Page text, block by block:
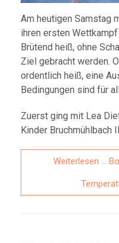
Am heutigen Samstag
ihren ersten
Brütend heiß, ohne
Ziel gebracht werden.
ordentlich heiß, eine
Bedingungen sind für
Zuerst ging mit Lea
Kinder Bruchmühlbach
Weiterlesen …